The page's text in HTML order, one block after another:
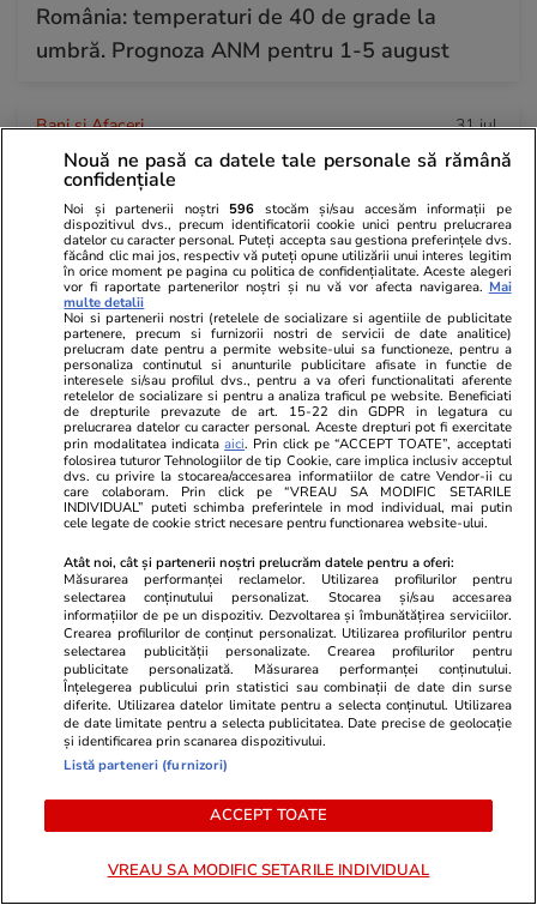
România: temperaturi de 40 de grade la
umbră. Prognoza ANM pentru 1-5 august
Bani și Afaceri 31 iul.
Ce se schimbă de la 1 august 2026 în
România. Buletinele vechi devin excepție,
reguli noi la pensii și taxe pe drumuri
Horoscop 31 iul.
Horoscop Urania | Previziuni astrologice pentru
perioada 1 – 7 august 2026. Venus va intra în
zodia Balanței
Lifestyle
Orcile sunt prădători de temut,
dar fug imediat când dau de acest
cercetătorii încearcă să-l explice
Nouă ne pasă ca datele tale personale să rămână
confidențiale
Noi și partenerii noștri 596 stocăm și/sau accesăm informații pe
dispozitivul dvs., precum identificatorii cookie unici pentru prelucrarea
datelor cu caracter personal. Puteți accepta sau gestiona preferințele dvs.
făcând clic mai jos, respectiv vă puteți opune utilizării unui interes legitim
în orice moment pe pagina cu politica de confidențialitate. Aceste alegeri
vor fi raportate partenerilor noștri și nu vă vor afecta navigarea. Mai
multe detalii
Noi si partenerii nostri (retelele de socializare si agentiile de publicitate
partenere, precum si furnizorii nostri de servicii de date analitice)
prelucram date pentru a permite website-ului sa functioneze, pentru a
personaliza continutul si anunturile publicitare afisate in functie de
interesele si/sau profilul dvs., pentru a va oferi functionalitati aferente
retelelor de socializare si pentru a analiza traficul pe website. Beneficiati
de drepturile prevazute de art. 15-22 din GDPR in legatura cu
prelucrarea datelor cu caracter personal. Aceste drepturi pot fi exercitate
prin modalitatea indicataaici. Prin click pe “ACCEPT TOATE”, acceptati
folosirea tuturor Tehnologiilor de tip Cookie, care implica inclusiv acceptul
dvs. cu privire la stocarea/accesarea informatiilor de catre Vendor-ii cu
care colaboram. Prin click pe “VREAU SA MODIFIC SETARILE
INDIVIDUAL” puteti schimba preferintele in mod individual, mai putin
cele legate de cookie strict necesare pentru functionarea website-ului.
Atât noi, cât și partenerii noștri prelucrăm datele pentru a oferi:
Măsurarea performanței reclamelor. Utilizarea profilurilor pentru
selectarea conținutului personalizat. Stocarea și/sau accesarea
informațiilor de pe un dispozitiv. Dezvoltarea și îmbunătățirea serviciilor.
Crearea profilurilor de conținut personalizat. Utilizarea profilurilor pentru
selectarea publicității personalizate. Crearea profilurilor pentru
publicitate personalizată. Măsurarea performanței conținutului.
Înțelegerea publicului prin statistici sau combinații de date din surse
diferite. Utilizarea datelor limitate pentru a selecta conținutul. Utilizarea
de date limitate pentru a selecta publicitatea. Date precise de geolocație
și identificarea prin scanarea dispozitivului.
Listă parteneri (furnizori)
ACCEPT TOATE
VREAU SA MODIFIC SETARILE INDIVIDUAL